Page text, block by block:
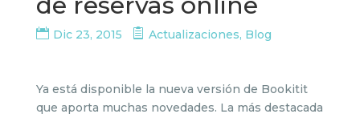
Dic 23, 2015 Actualizaciones, Blog
Ya está disponible la nueva versión de Bookitit
que aporta muchas novedades. La más destacada